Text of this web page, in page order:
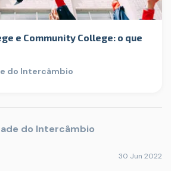
e Community College: o que
do Intercâmbio
do Intercâmbio
30 Jun 2022